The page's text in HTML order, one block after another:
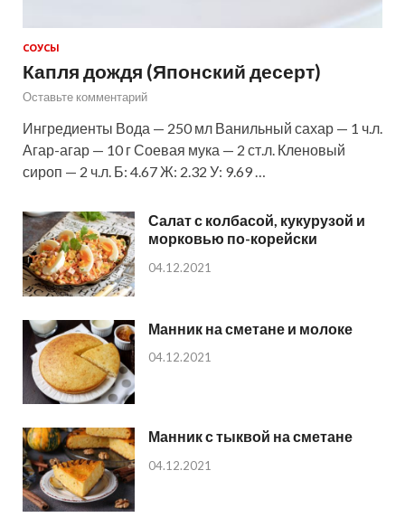
СОУСЫ
Капля дождя (Японский десерт)
Оставьте комментарий
Ингредиенты Вода — 250 мл Ванильный сахар — 1 ч.л.
Агар-агар — 10 г Соевая мука — 2 ст.л. Кленовый
сироп — 2 ч.л. Б: 4.67 Ж: 2.32 У: 9.69 …
Салат с колбасой, кукурузой и
морковью по-корейски
04.12.2021
Манник на сметане и молоке
04.12.2021
Манник с тыквой на сметане
04.12.2021